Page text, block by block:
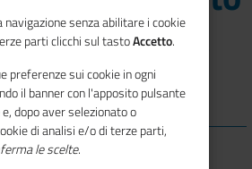
consulenza
navigazione senza abilitare i cookie
parti clicchi sul tastoAccetto.
preferenze sui cookie in ogni
il banner con l'apposito pulsante
e, dopo aver selezionato o
di analisi e/o di terze parti,
le scelte.